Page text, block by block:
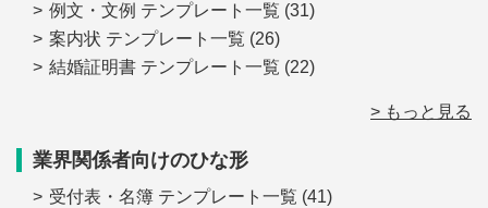
例文・文例 テンプレート一覧 (31)
案内状 テンプレート一覧 (26)
結婚証明書 テンプレート一覧 (22)
> もっと見る
業界関係者向けのひな形
受付表・名簿 テンプレート一覧 (41)